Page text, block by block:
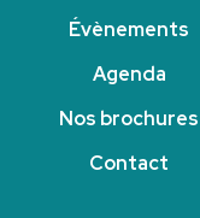
Évènements
Agenda
Nos brochures
Contact